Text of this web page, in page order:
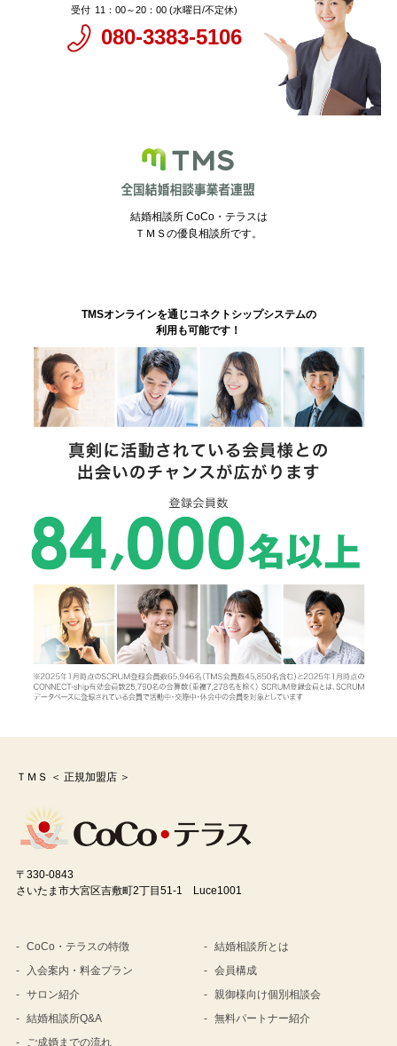
11：00～20：00 (水曜日/不定休)
080-3383-5106
結婚相談所 CoCo・テラスは
ＴＭＳの優良相談所です。
TMSオンラインを通じコネクトシップシステムの
利用も可能です！
ＴＭＳ ＜ 正規加盟店 ＞
〒330-0843
さいたま市大宮区吉敷町2丁目51-1 Luce1001
CoCo・テラスの特徴
入会案内・料金プラン
サロン紹介
結婚相談所Q&A
ご成婚までの流れ
結婚相談所とは
会員構成
親御様向け個別相談会
無料パートナー紹介